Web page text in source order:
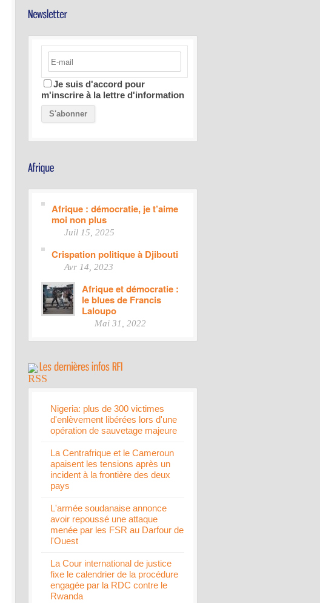
Je suis d'accord pour
m'inscrire à la lettre d'information
Afrique : démocratie, je t’aime
moi non plus
Juil 15, 2025
Crispation politique à Djibouti
Avr 14, 2023
Afrique et démocratie :
le blues de Francis
Laloupo
Mai 31, 2022
Nigeria: plus de 300 victimes
d'enlèvement libérées lors d'une
opération de sauvetage majeure
La Centrafrique et le Cameroun
apaisent les tensions après un
incident à la frontière des deux
pays
L'armée soudanaise annonce
avoir repoussé une attaque
menée par les FSR au Darfour de
l'Ouest
La Cour international de justice
fixe le calendrier de la procédure
engagée par la RDC contre le
Rwanda